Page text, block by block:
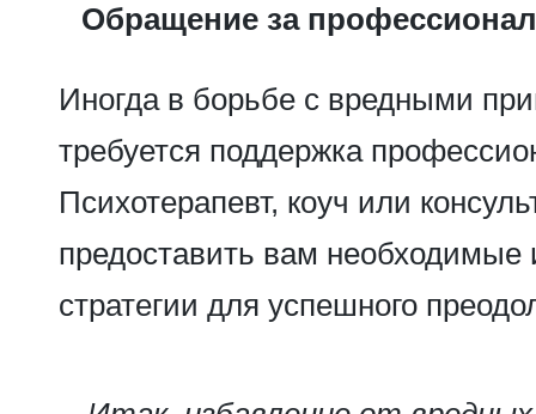
Обращение за
Иногда в борьбе с вредными
требуется поддержка
Психотерапевт, коуч или
предоставить вам необходимые
стратегии для успешного